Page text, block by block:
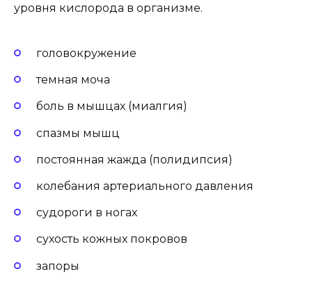
уровня кислорода в организме.
головокружение
темная моча
боль в мышцах (миалгия)
спазмы мышц
постоянная жажда (полидипсия)
колебания артериального давления
судороги в ногах
сухость кожных покровов
запоры